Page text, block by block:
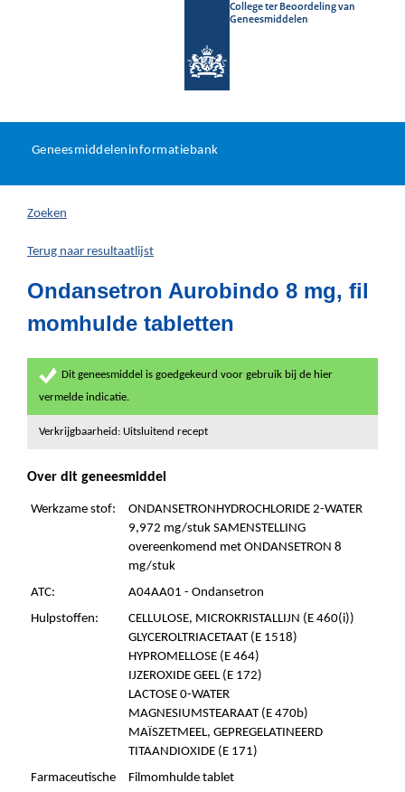
College ter Beoordeling van
Geneesmiddelen
U
hier:
Geneesmiddeleninformatiebank
Zoeken
Terug naar resultaatlijst
Ondansetron Aurobindo 8 mg, fil
momhulde tabletten
Dit geneesmiddel is goedgekeurd voor gebruik bij de hier
vermelde indicatie.
Verkrijgbaarheid: Uitsluitend recept
Over dit geneesmiddel
Werkzame stof:
ONDANSETRONHYDROCHLORIDE 2-WATER
9,972 mg/stuk SAMENSTELLING
overeenkomend met ONDANSETRON 8
mg/stuk
ATC:
A04AA01 - Ondansetron
Hulpstoffen:
CELLULOSE, MICROKRISTALLIJN (E 460(i))
GLYCEROLTRIACETAAT (E 1518)
HYPROMELLOSE (E 464)
IJZEROXIDE GEEL (E 172)
LACTOSE 0-WATER
MAGNESIUMSTEARAAT (E 470b)
MAÏSZETMEEL, GEPREGELATINEERD
TITAANDIOXIDE (E 171)
Farmaceutische
Filmomhulde tablet